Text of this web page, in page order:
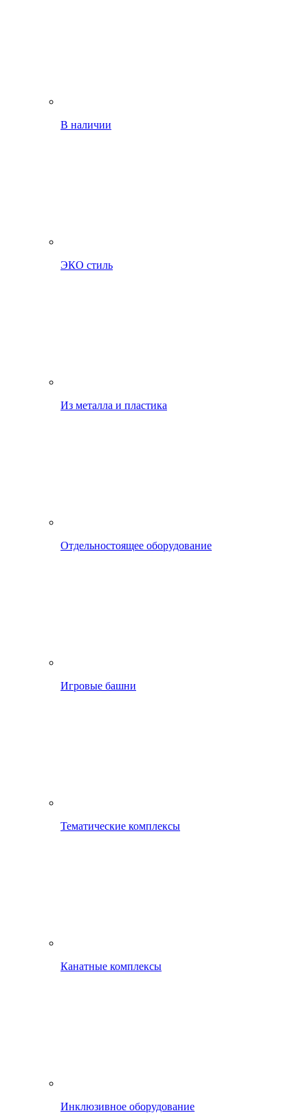
В наличии
ЭКО стиль
Из металла и пластика
Отдельностоящее оборудование
Игровые башни
Тематические комплексы
Канатные комплексы
Инклюзивное оборудование